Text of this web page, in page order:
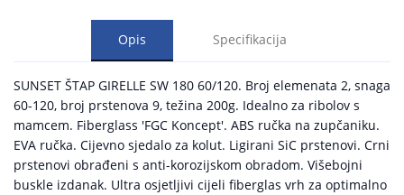
Opis Specifikacija
SUNSET ŠTAP GIRELLE SW 180 60/120. Broj elemenata 2, snaga
60-120, broj prstenova 9, težina 200g. Idealno za ribolov s
mamcem. Fiberglass 'FGC Koncept'. ABS ručka na zupčaniku.
EVA ručka. Cijevno sjedalo za kolut. Ligirani SiC prstenovi. Crni
prstenovi obrađeni s anti-korozijskom obradom. Višebojni
buskle izdanak. Ultra osjetljivi cijeli fiberglas vrh za optimalno